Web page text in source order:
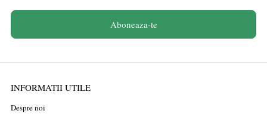
Aboneaza-te
INFORMATII UTILE
Despre noi